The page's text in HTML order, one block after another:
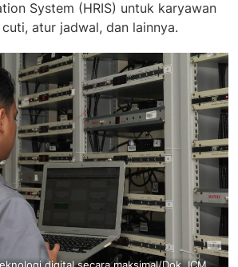
System (HRIS) untuk karyawan
atur jadwal, dan lainnya.